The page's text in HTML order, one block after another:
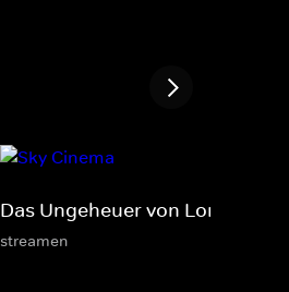
Das Ungeheuer von London
streamen